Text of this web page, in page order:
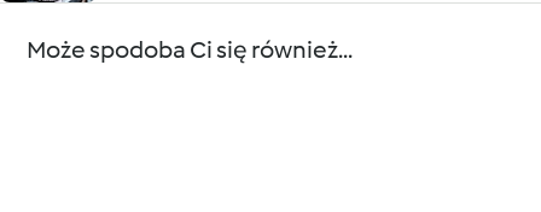
Może spodoba Ci się również...